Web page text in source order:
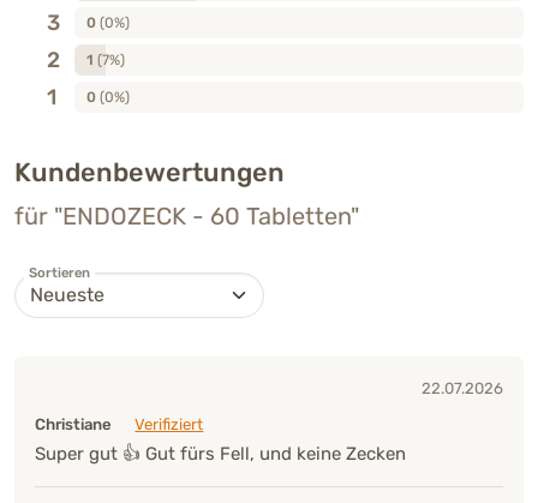
3 0 (0%)
2 1 (7%)
1 0 (0%)
Kundenbewertungen
für "ENDOZECK - 60 Tabletten"
Sortieren
22.07.2026
Christiane
Verifiziert
Super gut 👍 Gut fürs Fell, und keine Zecken